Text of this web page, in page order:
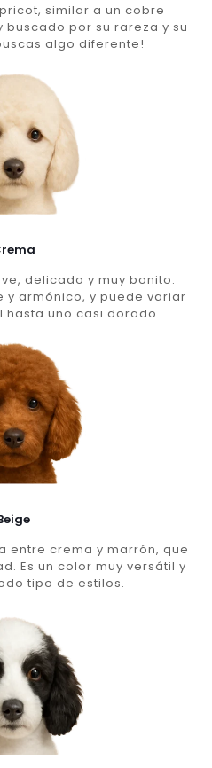
similar a un cobre
buscado por su rareza y su
algo diferente!
delicado y muy bonito.
y armónico, y puede variar
hasta uno casi dorado.
entre crema y marrón, que
Es un color muy versátil y
tipo de estilos.